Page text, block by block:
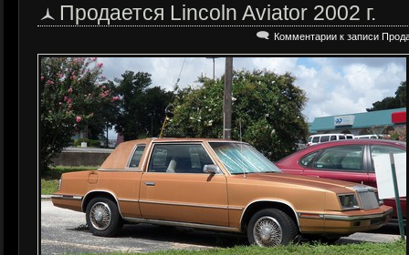
Продается Lincoln Aviator 2002 г.
Комментарии к записи